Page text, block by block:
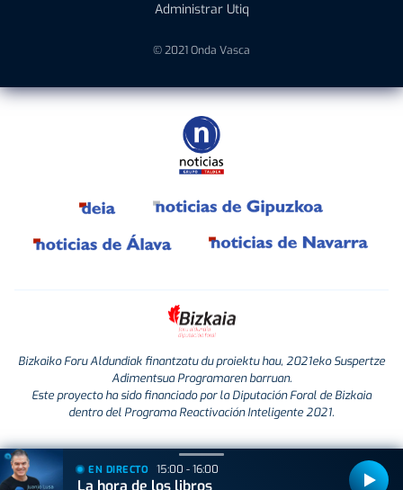
Administrar Utiq
© 2021 Onda Vasca
Bizkaiko Foru Aldundiak finantzatu du proiektu hau, 2021eko Suspertze
Adimentsua Programaren barruan.
Este proyecto ha sido financiado por la Diputación Foral de Bizkaia
dentro del Programa Reactivación Inteligente 2021.
EN DIRECTO 15:00 - 16:00
La hora de los libros